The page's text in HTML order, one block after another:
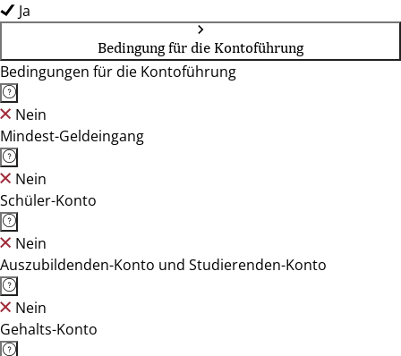
Ja
Bedingung für die Kontoführung
Bedingungen für die Kontoführung
Nein
Mindest-Geldeingang
Nein
Schüler-Konto
Nein
Auszubildenden-Konto und Studierenden-Konto
Nein
Gehalts-Konto